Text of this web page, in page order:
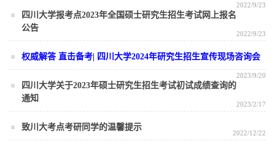
2022/9/23
四川大学报考点2023年全国硕士研究生招生考试网上报名
公告
2022/9/23
权威解答 直击备考| 四川大学2024年研究生招生宣传现场咨询会
2023/9/20
四川大学关于2023年硕士研究生招生考试初试成绩查询的
通知
2023/2/17
致川大考点考研同学的温馨提示
2022/12/22